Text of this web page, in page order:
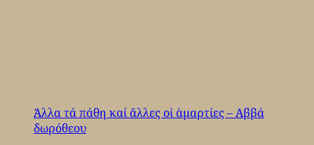
Άλλα τά πάθη καί ἄλλες οἱ ἁμαρτίες – Αββά
δωρόθεου